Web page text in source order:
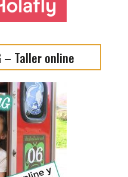
– Taller online